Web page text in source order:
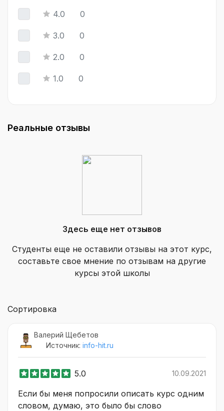
4.0 0
3.0 0
2.0 0
1.0 0
Реальные отзывы
Здесь еще нет отзывов
Студенты еще не оставили отзывы на этот курс,
составьте свое мнение по отзывам на другие
курсы этой школы
Сортировка
Валерий Щебетов
Источник: info-hit.ru
5.0 10.09.2021
Если бы меня попросили описать курс одним
словом, думаю, это было бы слово